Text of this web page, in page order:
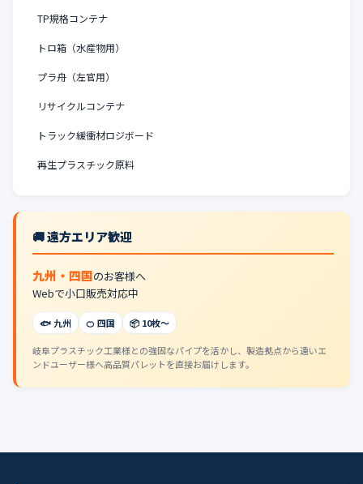
TP規格コンテナ
トロ箱（水産物用）
プラ舟（左官用）
リサイクルコンテナ
トラック緩衝材ロジボード
再生プラスチック原料
🚚 遠方エリア歓迎
九州・四国のお客様へ
Webで小口販売対応中
🐟 九州 🍊 四国 📦 10枚〜
岐阜プラスチック工業様との強固なパイプを活かし、製造拠点から遠いエ
ンドユーザー様へ高品質パレットを直接お届けします。